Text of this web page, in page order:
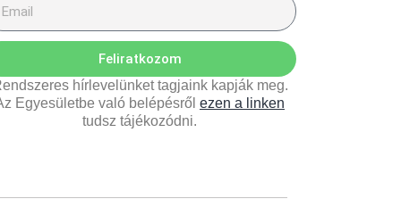
Feliratkozom
hírlevelünket tagjaink kapják meg.
Egyesületbe való belépésről ezen a linken
tudsz tájékozódni.